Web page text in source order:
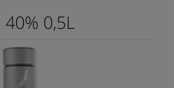
0,5L